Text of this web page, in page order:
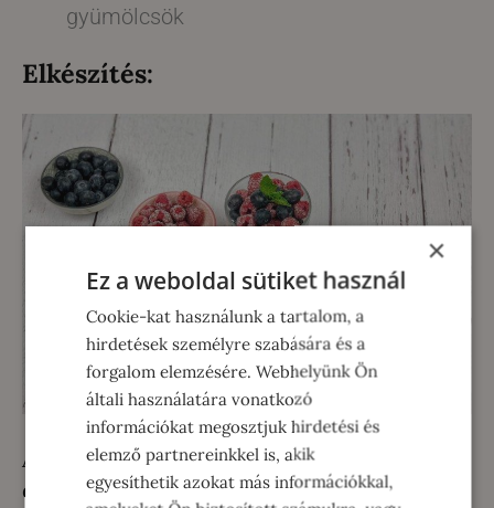
gyümölcsök
Elkészítés:
A fagyasztott áfonyát felolvasztjuk, a
datolyával, a vanília aromával és a rizstejjel
×
Ez a weboldal sütiket használ
Cookie-kat használunk a tartalom, a
hirdetések személyre szabására és a
forgalom elemzésére. Webhelyünk Ön
általi használatára vonatkozó
információkat megosztjuk hirdetési és
elemző partnereinkkel is, akik
egyesíthetik azokat más információkkal,